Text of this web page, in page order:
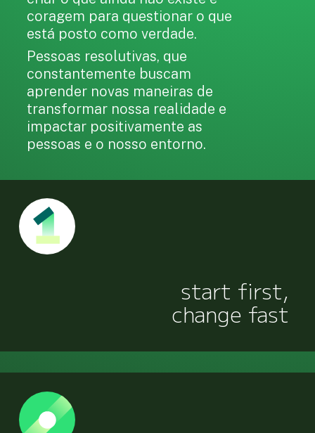
coragem para questionar o que
está posto como verdade.
Pessoas resolutivas, que
constantemente buscam
aprender novas maneiras de
transformar nossa realidade e
impactar positivamente as
pessoas e o nosso entorno.
start first,
change fast